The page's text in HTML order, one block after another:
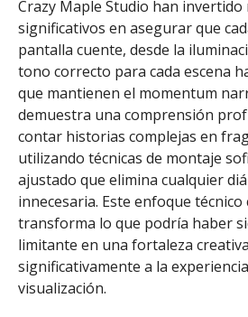
Crazy Maple Studio han invertido
significativos en asegurar que
pantalla cuente, desde la
tono correcto para cada escena
que mantienen el momentum
demuestra una comprensión
contar historias complejas en
utilizando técnicas de montaje
ajustado que elimina cualquier
innecesaria. Este enfoque técnico
transforma lo que podría haber
limitante en una fortaleza
significativamente a la
visualización.